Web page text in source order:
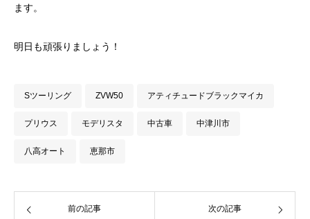
ます。
明日も頑張りましょう！
Sツーリング ZVW50 アティチュードブラックマイカ
プリウス モデリスタ 中古車 中津川市
八高オート 恵那市
前の記事 次の記事